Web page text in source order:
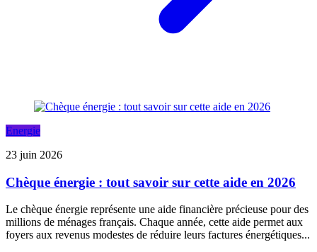
Energie
23 juin 2026
Chèque énergie : tout savoir sur cette aide en 2026
Le chèque énergie représente une aide financière précieuse pour des
millions de ménages français. Chaque année, cette aide permet aux
foyers aux revenus modestes de réduire leurs factures énergétiques...